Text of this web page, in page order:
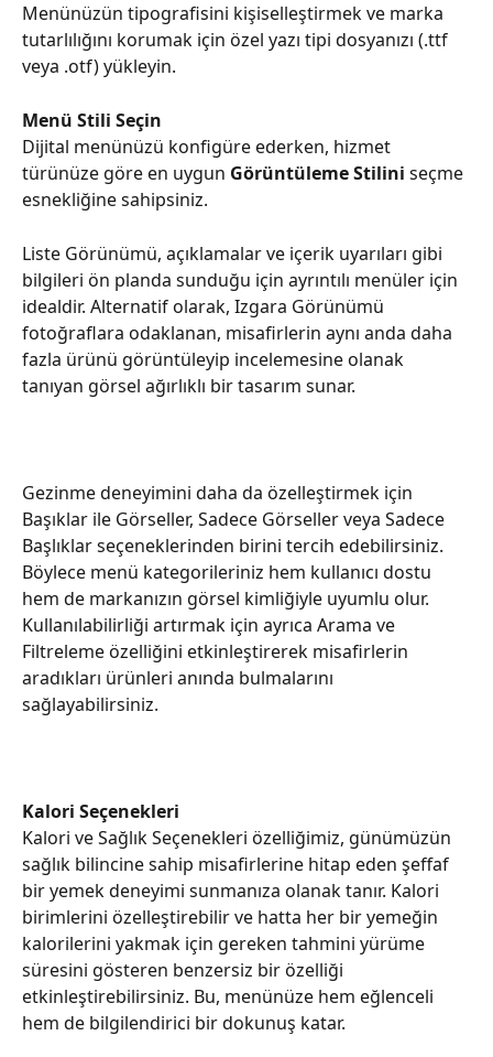
Menünüzün tipografisini kişiselleştirmek ve marka
tutarlılığını korumak için özel yazı tipi dosyanızı (.ttf
veya .otf) yükleyin.
Menü Stili Seçin
Dijital menünüzü konfigüre ederken, hizmet
türünüze göre en uygun Görüntüleme Stilini seçme
esnekliğine sahipsiniz.
Liste Görünümü, açıklamalar ve içerik uyarıları gibi
bilgileri ön planda sunduğu için ayrıntılı menüler için
idealdir. Alternatif olarak, Izgara Görünümü
fotoğraflara odaklanan, misafirlerin aynı anda daha
fazla ürünü görüntüleyip incelemesine olanak
tanıyan görsel ağırlıklı bir tasarım sunar.
Gezinme deneyimini daha da özelleştirmek için
Başıklar ile Görseller, Sadece Görseller veya Sadece
Başlıklar seçeneklerinden birini tercih edebilirsiniz.
Böylece menü kategorileriniz hem kullanıcı dostu
hem de markanızın görsel kimliğiyle uyumlu olur.
Kullanılabilirliği artırmak için ayrıca Arama ve
Filtreleme özelliğini etkinleştirerek misafirlerin
aradıkları ürünleri anında bulmalarını
sağlayabilirsiniz.
Kalori Seçenekleri
Kalori ve Sağlık Seçenekleri özelliğimiz, günümüzün
sağlık bilincine sahip misafirlerine hitap eden şeffaf
bir yemek deneyimi sunmanıza olanak tanır. Kalori
birimlerini özelleştirebilir ve hatta her bir yemeğin
kalorilerini yakmak için gereken tahmini yürüme
süresini gösteren benzersiz bir özelliği
etkinleştirebilirsiniz. Bu, menünüze hem eğlenceli
hem de bilgilendirici bir dokunuş katar.